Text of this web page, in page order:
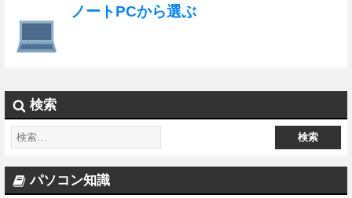
ノートPCから選ぶ
検索
パソコン知識